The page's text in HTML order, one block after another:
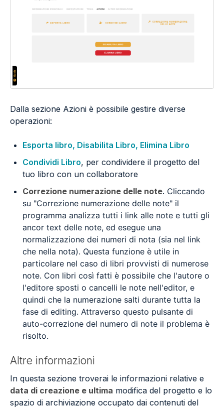
Dalla sezione Azioni è possibile gestire diverse
operazioni:
Esporta libro, Disabilita Libro, Elimina Libro
Condividi Libro, per condividere il progetto del
tuo libro con un collaboratore
Correzione numerazione delle note. Cliccando
su "Correzione numerazione delle note" il
programma analizza tutti i link alle note e tutti gli
ancor text delle note, ed esegue una
normalizzazione dei numeri di nota (sia nel link
che nella nota). Questa funzione è utile in
particolare nel caso di libri provvisti di numerose
note. Con libri così fatti è possibile che l'autore o
l'editore sposti o cancelli le note nell'editor, e
quindi che la numerazione salti durante tutta la
fase di editing. Attraverso questo pulsante di
auto-correzione del numero di note il problema è
risolto.
Altre informazioni
In questa sezione troverai le informazioni relative e
data di creazione e ultima modifica del progetto e lo
spazio di archiviazione occupato dai contenuti del